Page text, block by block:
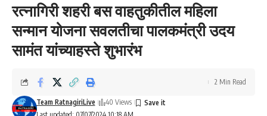
रत्नागिरी शहरी बस वाहतुकीतील महिला
सन्मान योजना सवलतीचा पालकमंत्री उदय
सामंत यांच्याहस्ते शुभारंभ
Team RatnagiriLive 40 Views
2 Min Read